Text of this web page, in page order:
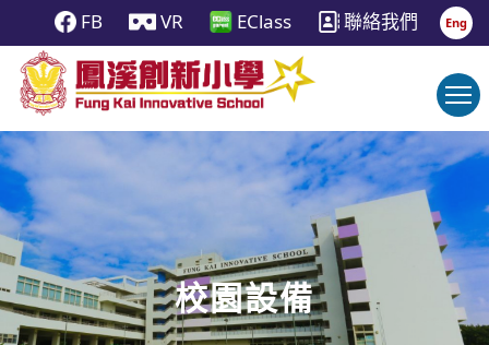
FB VR EClass 聯絡我們 Eng
校園設備